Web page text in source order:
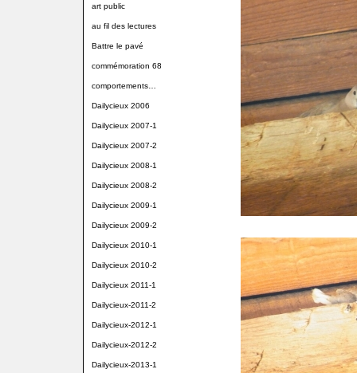
art public
au fil des lectures
Battre le pavé
commémoration 68
comportements…
Dailycieux 2006
Dailycieux 2007-1
Dailycieux 2007-2
Dailycieux 2008-1
Dailycieux 2008-2
Dailycieux 2009-1
Dailycieux 2009-2
Dailycieux 2010-1
Dailycieux 2010-2
Dailycieux 2011-1
Dailycieux-2011-2
Dailycieux-2012-1
Dailycieux-2012-2
Dailycieux-2013-1